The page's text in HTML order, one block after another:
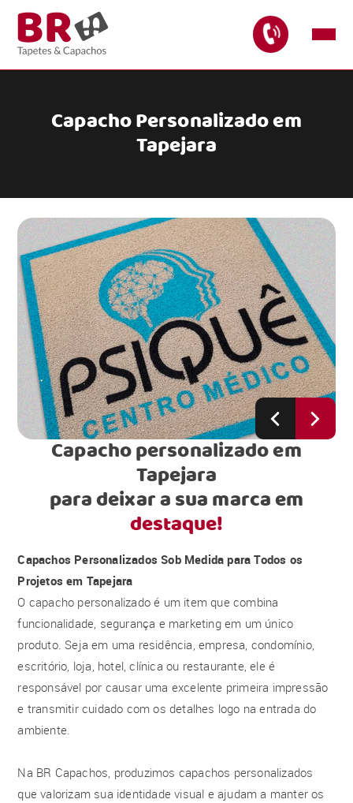
Capacho Personalizado em
Tapejara
Capacho personalizado em
Tapejara
para deixar a sua marca em
destaque!
Capachos Personalizados Sob Medida para Todos os
Projetos em Tapejara
O capacho personalizado é um item que combina
funcionalidade, segurança e marketing em um único
produto. Seja em uma residência, empresa, condomínio,
escritório, loja, hotel, clínica ou restaurante, ele é
responsável por causar uma excelente primeira impressão
e transmitir cuidado com os detalhes logo na entrada do
ambiente.
Na BR Capachos, produzimos capachos personalizados
que valorizam sua identidade visual e ajudam a manter os